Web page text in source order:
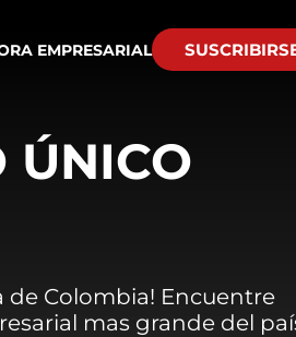
EMPRESARIAL
ÚNICO
de Colombia! Encuentre
mas grande del